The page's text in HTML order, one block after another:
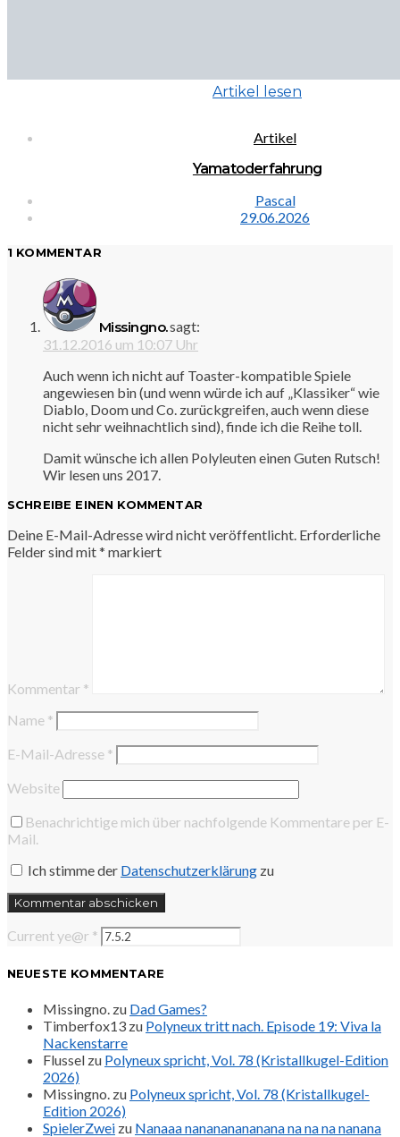
Artikel lesen
Artikel
Yamatoderfahrung
Pascal
29.06.2026
1 KOMMENTAR
Missingno.sagt:
31.12.2016 um 10:07 Uhr
Auch wenn ich nicht auf Toaster-kompatible Spiele
angewiesen bin (und wenn würde ich auf „Klassiker“ wie
Diablo, Doom und Co. zurückgreifen, auch wenn diese
nicht sehr weihnachtlich sind), finde ich die Reihe toll.
Damit wünsche ich allen Polyleuten einen Guten Rutsch!
Wir lesen uns 2017.
SCHREIBE EINEN KOMMENTAR
Deine E-Mail-Adresse wird nicht veröffentlicht. Erforderliche
Felder sind mit* markiert
Kommentar *
Name *
E-Mail-Adresse *
Website
Benachrichtige mich über nachfolgende Kommentare per E-
Mail.
Ich stimme der Datenschutzerklärung zu
Current ye@r *
NEUESTE KOMMENTARE
Missingno. zu Dad Games?
Timberfox13 zu Polyneux tritt nach. Episode 19: Viva la
Nackenstarre
Flussel zu Polyneux spricht, Vol. 78 (Kristallkugel-Edition
2026)
Missingno. zu Polyneux spricht, Vol. 78 (Kristallkugel-
Edition 2026)
SpielerZwei zu Nanaaa nanananananana na na na nanana